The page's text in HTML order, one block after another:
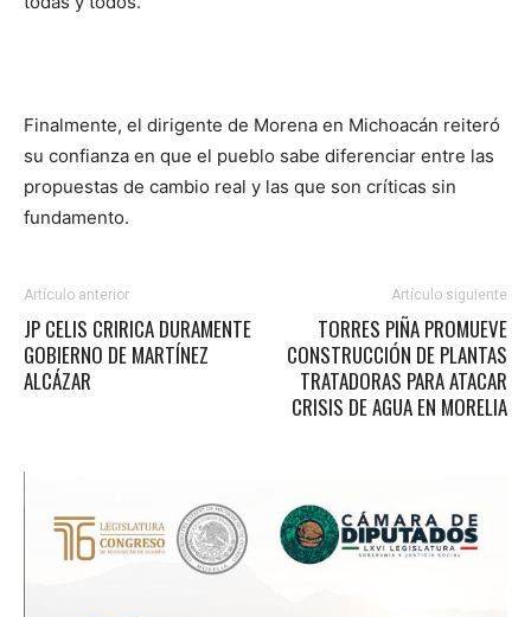
Finalmente, el dirigente de Morena en Michoacán reiteró
su confianza en que el pueblo sabe diferenciar entre las
propuestas de cambio real y las que son críticas sin
fundamento.
Artículo anterior
JP CELIS CRIRICA DURAMENTE
GOBIERNO DE MARTÍNEZ
ALCÁZAR
Artículo siguiente
TORRES PIÑA PROMUEVE
CONSTRUCCIÓN DE PLANTAS
TRATADORAS PARA ATACAR
CRISIS DE AGUA EN MORELIA